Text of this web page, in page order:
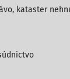
kataster